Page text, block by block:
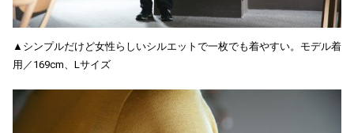
▲シンプルだけど女性らしいシルエットで一枚でも着やすい。モデル着
用／169cm、Lサイズ